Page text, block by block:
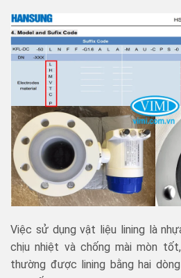
Việc sử dụng vật liệu lining là
chịu nhiệt và chống mài mòn
thường được lining bằng hai